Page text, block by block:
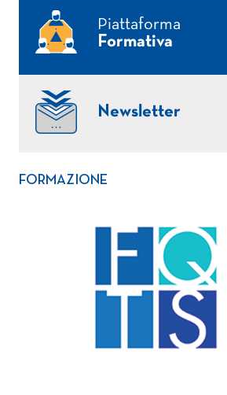
Piattaforma
Formativa
Newsletter
FORMAZIONE